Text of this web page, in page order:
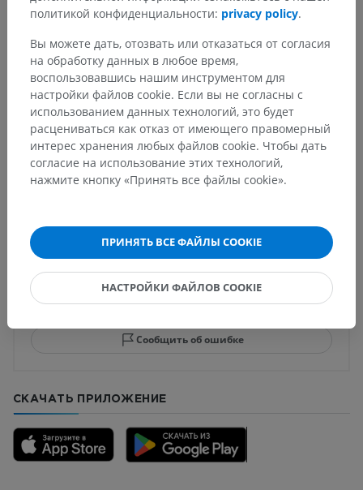
Щечные чувствительные волосы
Чувствительные волосы нижней губы
Подбородочные чувствительные волосы
Запястные чувствительные волосы
Переводы
Заметили ошибку?
Не стесняйтесь предложить поправку, свою версию
перевода или решение по улучшению контента.
Сообщить об ошибке
СКАЧАТЬ ПРИЛОЖЕНИЕ
политикой конфиденциальности: privacy policy.
Вы можете дать, отозвать или отказаться от согласия
на обработку данных в любое время,
воспользовавшись нашим инструментом для
настройки файлов cookie. Если вы не согласны с
использованием данных технологий, это будет
расцениваться как отказ от имеющего правомерный
интерес хранения любых файлов cookie. Чтобы дать
согласие на использование этих технологий,
нажмите кнопку «Принять все файлы cookie».
ПРИНЯТЬ ВСЕ ФАЙЛЫ COOKIE
НАСТРОЙКИ ФАЙЛОВ COOKIE